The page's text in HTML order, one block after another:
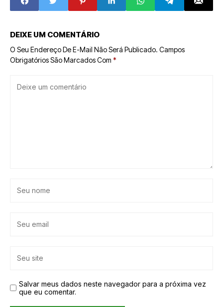
DEIXE UM COMENTÁRIO
O Seu Endereço De E-Mail Não Será Publicado. Campos
Obrigatórios São Marcados Com *
Salvar meus dados neste navegador para a próxima vez
que eu comentar.